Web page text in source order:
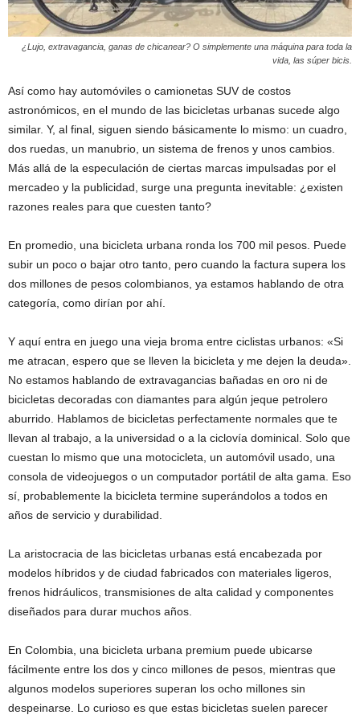
¿Lujo, extravagancia, ganas de chicanear? O simplemente una máquina para toda la
vida, las súper bicis.
Así como hay automóviles o camionetas SUV de costos
astronómicos, en el mundo de las bicicletas urbanas sucede algo
similar. Y, al final, siguen siendo básicamente lo mismo: un cuadro,
dos ruedas, un manubrio, un sistema de frenos y unos cambios.
Más allá de la especulación de ciertas marcas impulsadas por el
mercadeo y la publicidad, surge una pregunta inevitable: ¿existen
razones reales para que cuesten tanto?
En promedio, una bicicleta urbana ronda los 700 mil pesos. Puede
subir un poco o bajar otro tanto, pero cuando la factura supera los
dos millones de pesos colombianos, ya estamos hablando de otra
categoría, como dirían por ahí.
Y aquí entra en juego una vieja broma entre ciclistas urbanos: «Si
me atracan, espero que se lleven la bicicleta y me dejen la deuda».
No estamos hablando de extravagancias bañadas en oro ni de
bicicletas decoradas con diamantes para algún jeque petrolero
aburrido. Hablamos de bicicletas perfectamente normales que te
llevan al trabajo, a la universidad o a la ciclovía dominical. Solo que
cuestan lo mismo que una motocicleta, un automóvil usado, una
consola de videojuegos o un computador portátil de alta gama. Eso
sí, probablemente la bicicleta termine superándolos a todos en
años de servicio y durabilidad.
La aristocracia de las bicicletas urbanas está encabezada por
modelos híbridos y de ciudad fabricados con materiales ligeros,
frenos hidráulicos, transmisiones de alta calidad y componentes
diseñados para durar muchos años.
En Colombia, una bicicleta urbana premium puede ubicarse
fácilmente entre los dos y cinco millones de pesos, mientras que
algunos modelos superiores superan los ocho millones sin
despeinarse. Lo curioso es que estas bicicletas suelen parecer